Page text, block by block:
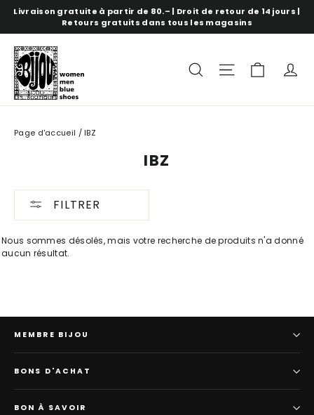
directement
Livraison gratuite à partir de 80.– | Droit de retour de 14 jours |
Retours gratuits dans tous les magasins
recherche panure
Page d'accueil / IBZ
IBZ
FILTRER
Nous sommes désolés, mais votre recherche de produits n'a donné
aucun résultat.
MEMBRE BIJOU
BONS D'ACHAT
BON À SAVOIR